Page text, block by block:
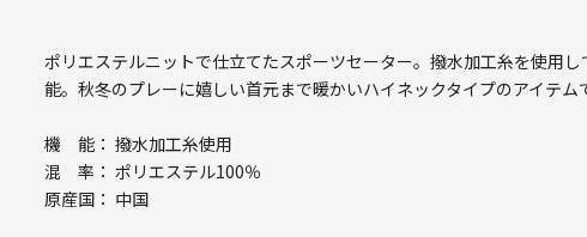
ポリエステルニットで仕立てたスポーツセーター。撥水加工糸を使用
能。秋冬のプレーに嬉しい首元まで暖かいハイネックタイプのアイテム
機 能： 撥水加工糸使用
混 率： ポリエステル100％
原産国： 中国